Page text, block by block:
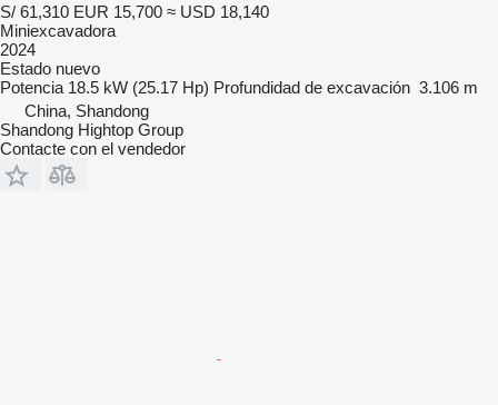
S/ 61,310 EUR 15,700 ≈ USD 18,140
Miniexcavadora
2024
Estado nuevo
Potencia 18.5 kW (25.17 Hp) Profundidad de excavación 3.106 m
China, Shandong
Shandong Hightop Group
Contacte con el vendedor